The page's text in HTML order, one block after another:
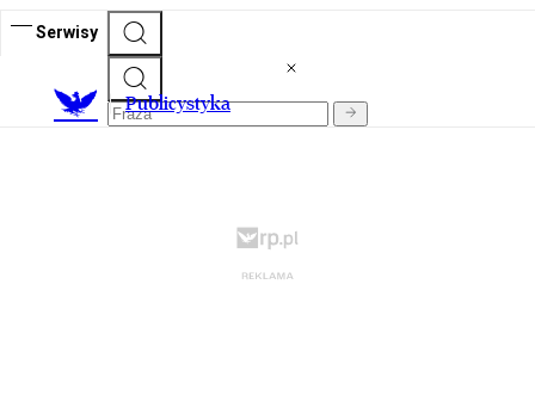
Serwisy
Publicystyka